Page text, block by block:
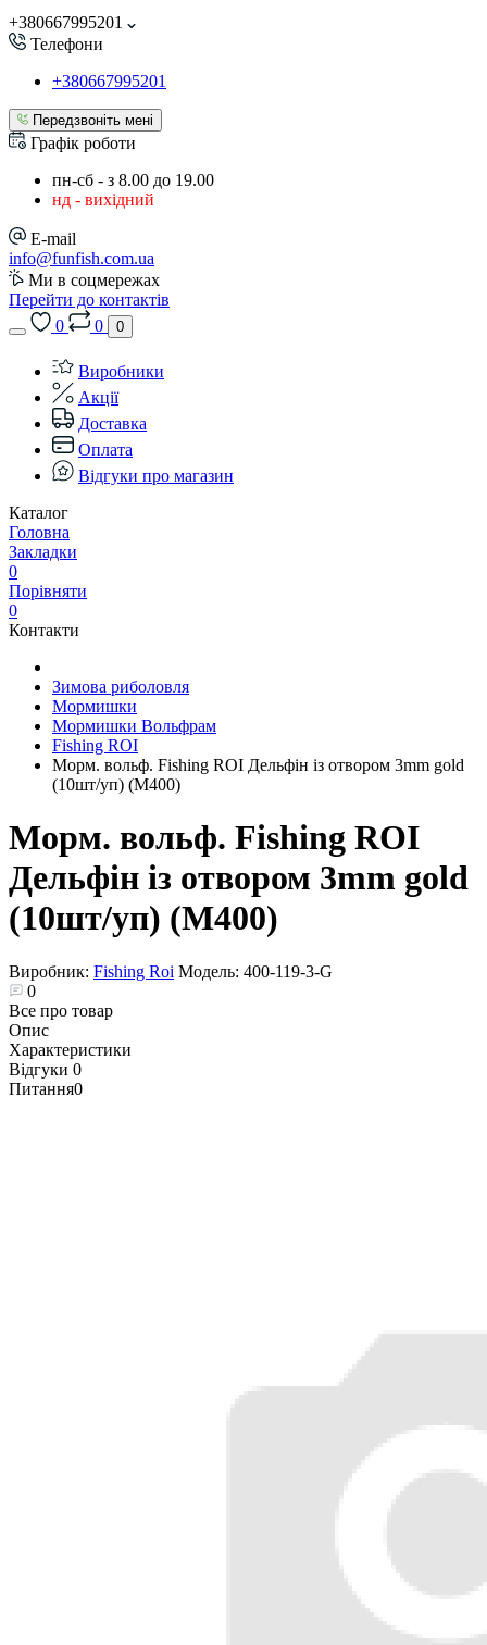
+380667995201
Телефони
+380667995201
Передзвоніть мені
Графік роботи
пн-сб - з 8.00 до 19.00
нд - вихідний
E-mail
info@funfish.com.ua
Ми в соцмережах
Перейти до контактів
0
0 0
Виробники
Акції
Доставка
Оплата
Відгуки про магазин
Каталог
Головна
Закладки
0
Порівняти
0
Контакти
Зимова риболовля
Мормишки
Мормишки Вольфрам
Fishing ROI
Морм. вольф. Fishing ROI Дельфін із отвором 3mm gold
(10шт/уп) (M400)
Морм. вольф. Fishing ROI
Дельфін із отвором 3mm gold
(10шт/уп) (M400)
Виробник: Fishing Roi Модель: 400-119-3-G
0
Все про товар
Опис
Характеристики
Відгуки 0
Питання0